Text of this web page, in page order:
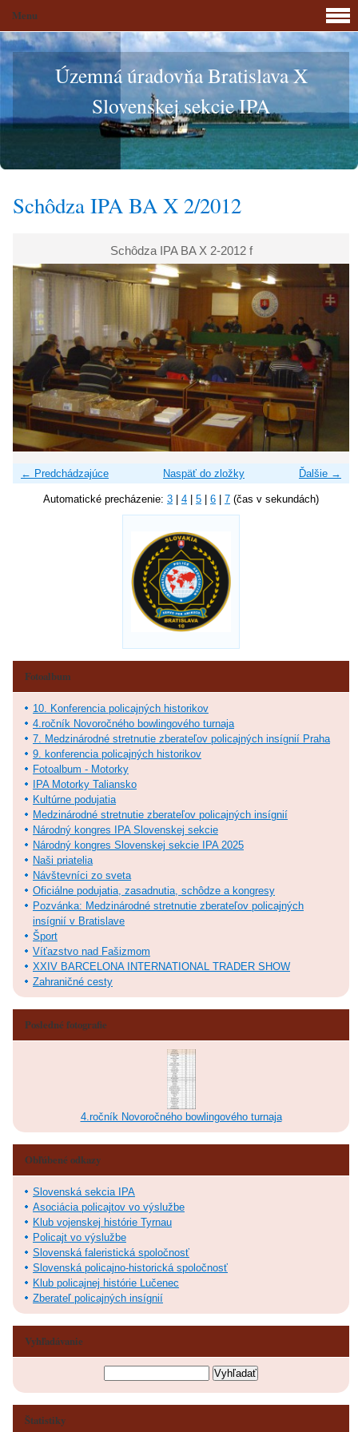
Územná úradovňa Bratislava X
Slovenskej sekcie IPA
Schôdza IPA BA X 2/2012
Schôdza IPA BA X 2-2012 f
← Predchádzajúce Ďalšie →
Naspäť do zložky
Automatické precházenie: 3 4 5 6 7 (čas v sekundách)
Menu
Fotoalbum
10. Konferencia policajných historikov
4.ročník Novoročného bowlingového turnaja
7. Medzinárodné stretnutie zberateľov policajných insígnií Praha
9. konferencia policajných historikov
Fotoalbum - Motorky
IPA Motorky Taliansko
Kultúrne podujatia
Medzinárodné stretnutie zberateľov policajných insígnií
Národný kongres IPA Slovenskej sekcie
Národný kongres Slovenskej sekcie IPA 2025
Naši priatelia
Návštevníci zo sveta
Oficiálne podujatia, zasadnutia, schôdze a kongresy
Pozvánka: Medzinárodné stretnutie zberateľov policajných
insígnií v Bratislave
Šport
Víťazstvo nad Fašizmom
XXIV BARCELONA INTERNATIONAL TRADER SHOW
Zahraničné cesty
Posledné fotografie
4.ročník Novoročného bowlingového turnaja
Obľúbené odkazy
Slovenská sekcia IPA
Asociácia policajtov vo výslužbe
Klub vojenskej histórie Tyrnau
Policajt vo výslužbe
Slovenská faleristická spoločnosť
Slovenská policajno-historická spoločnosť
Klub policajnej histórie Lučenec
Zberateľ policajných insígnií
Vyhľadávanie
Štatistiky